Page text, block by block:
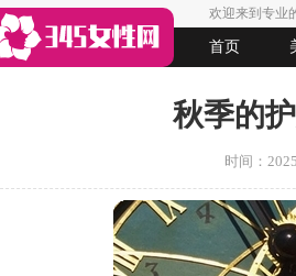
欢迎来到专业
首页
秋季的
时间：